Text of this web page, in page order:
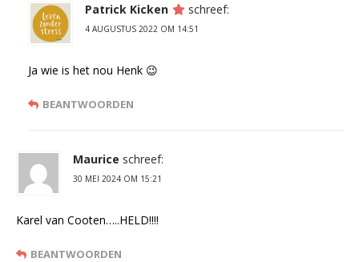
Patrick Kicken schreef:
4 AUGUSTUS 2022 OM 14:51
Ja wie is het nou Henk 😉
BEANTWOORDEN
Maurice schreef:
30 MEI 2024 OM 15:21
Karel van Cooten…..HELD!!!!
BEANTWOORDEN